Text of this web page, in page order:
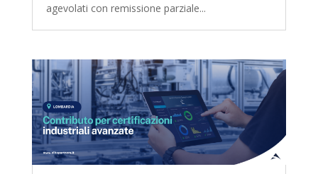
agevolati con remissione parziale...